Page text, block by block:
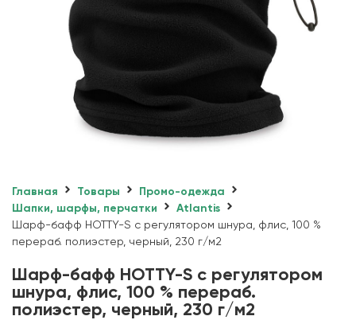
Главная Товары
Промо-одежда
Шапки, шарфы, перчатки
Atlantis
Шарф-бафф HOTTY-S с регулятором шнура, флис, 100 %
перераб. полиэстер, черный, 230 г/м2
Шарф-бафф HOTTY-S с регулятором
шнура, флис, 100 % перераб.
полиэстер, черный, 230 г/м2